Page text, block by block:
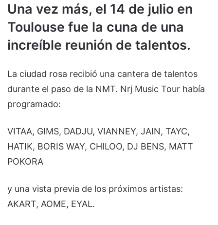
Una vez más, el 14 de julio en
Toulouse fue la cuna de una
increíble reunión de talentos.
La ciudad rosa recibió una cantera de talentos
durante el paso de la NMT. Nrj Music Tour había
programado:
VITAA, GIMS, DADJU, VIANNEY, JAIN, TAYC,
HATIK, BORIS WAY, CHILOO, DJ BENS, MATT
POKORA
y una vista previa de los próximos artistas:
AKART, AOME, EYAL.